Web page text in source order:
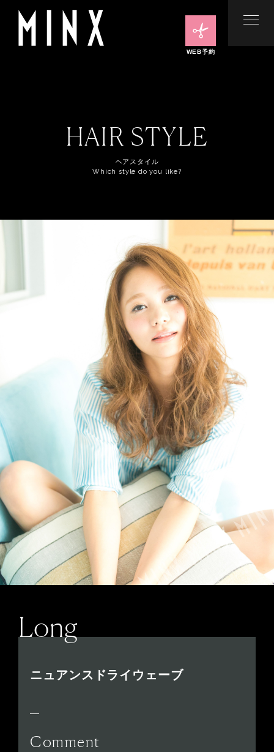
WEB予約
HAIR STYLE
ヘアスタイル
Which style do you like?
Long
ニュアンスドライウェーブ
Comment